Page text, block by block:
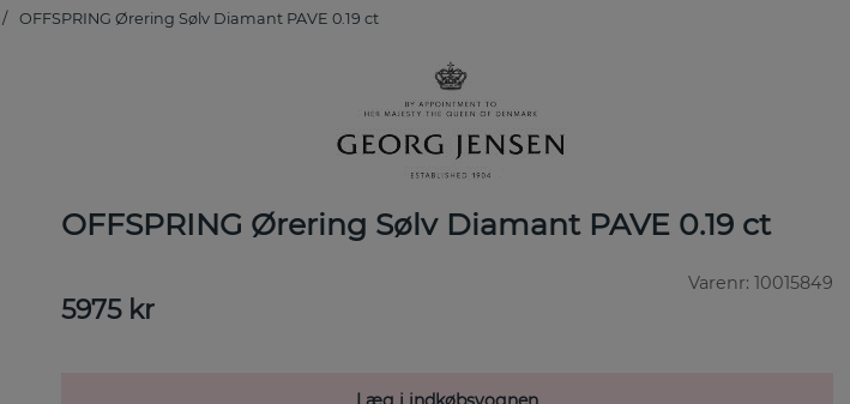
OFFSPRING Ørering Sølv Diamant PAVE 0.19 ct
OFFSPRING Ørering Sølv Diamant PAVE 0.19 ct
Varenr: 10015849
5975kr